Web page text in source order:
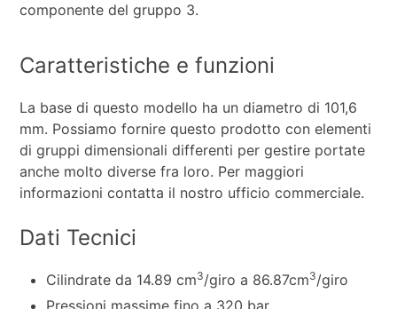
componente del gruppo 3.
Caratteristiche e funzioni
La base di questo modello ha un diametro di 101,6
mm. Possiamo fornire questo prodotto con elementi
di gruppi dimensionali differenti per gestire portate
anche molto diverse fra loro. Per maggiori
informazioni contatta il nostro ufficio commerciale.
Dati Tecnici
Cilindrate da 14.89 cm3/giro a 86.87cm3/giro
Pressioni massime fino a 320 bar